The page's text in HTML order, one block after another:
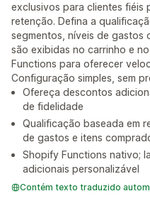
exclusivos para clientes fiéis
retenção. Defina a
segmentos, níveis de gastos
são exibidas no carrinho e
Functions para oferecer
Configuração simples, sem
Ofereça descontos
de fidelidade
Qualificação baseada em
de gastos e itens
Shopify Functions nativo;
adicionais personalizável
Contém texto traduzido